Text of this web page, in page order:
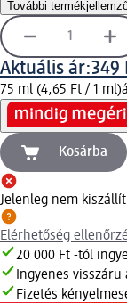
További
Aktuális ár:349
75 ml (4,65 Ft / 1 ml)
Kosárba
Jelenleg nem
Elérhetőség
20 000 Ft -tól
Ingyenes visszáru
Fizetés